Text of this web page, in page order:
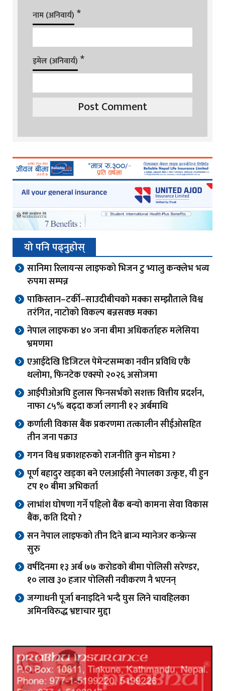
नाम (अनिवार्य) *
इमेल (अनिवार्य) *
यो पनि पढ्नुहोस्
सानिमा रिलायन्स लाइफको भिजन टु भ्यालु कन्क्लेभ भव्य
रुपमा सम्पन्न
पाकिस्तान–टर्की–साउदीबीचको मक्का सम्झौताले विश्व
तरंगित, नाटोको विकल्प बन्नसक्छ मक्का
नेपाल लाइफका ४० जना बीमा अधिकर्ताहरु मलेसिया
भ्रमणमा
एआईदेखि डिजिटल पेमेन्टसम्मका नवीन प्रविधि एकै
थलोमा, फिनटेक एक्स्पो २०२६ असोजमा
आईपीओअघि हुलास फिनसर्भको सशक्त वित्तीय प्रदर्शन,
नाफा ८५% बढ्दा कर्जा लगानी १२ अर्बमाथि
कर्णाली विकास बैंक प्रकरणमा तत्कालीन सीईओसहित
तीन जना पक्राउ
गगन विश्व प्रकाशहरुको राजनीति कुन मोडमा ?
पूर्ण बहादुर खड्का बने एलआईसी नेपालका उत्कृष्ट, यी हुन
टप १० बीमा अभिकर्ता
लाभांश घोषणा गर्ने पहिलो बैंक बन्यो कामना सेवा विकास
बैंक, कति दियो ?
सन नेपाल लाइफको तीन दिने ब्रान्च म्यानेजर कन्फ्रेन्स
सुरु
वर्षदिनमा १३ अर्ब ७७ करोडको बीमा पोलिसी सरेण्डर,
१० लाख ३० हजार पोलिसी नवीकरण नै भएनन्
जग्गाधनी पूर्जा बनाइदिने भन्दै घुस लिने चावहिलका
अमिनविरुद्ध भ्रष्टाचार मुद्दा